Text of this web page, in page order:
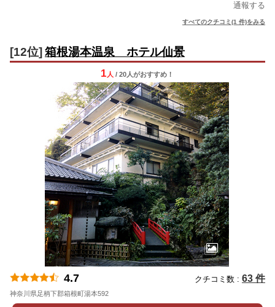
通報する
すべてのクチコミ(1 件)をみる
[12位] 箱根湯本温泉 ホテル仙景
1 人 / 20人がおすすめ！
4.7 クチコミ数 : 63 件
神奈川県足柄下郡箱根町湯本592